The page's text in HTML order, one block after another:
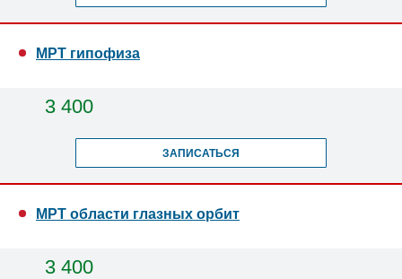
МРТ гипофиза
3 400
ЗАПИСАТЬСЯ
МРТ области глазных орбит
3 400